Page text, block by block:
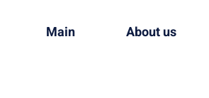
About us
Main